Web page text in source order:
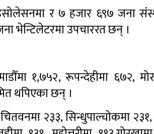
र ७ हजार ६९७ जना
भेन्टिलेटरमा उपचाररत छन् ।
१,७५२, रूपन्देहीमा ६७२,
थपिएका छन् ।
२३३, सिन्धुपाल्चोकमा